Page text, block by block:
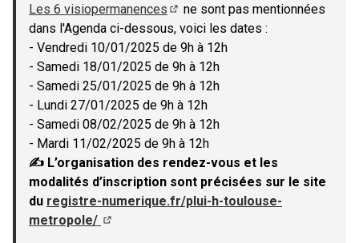
Les 6 visiopermanences
(Lien externe)
ne sont pas mentionnées
dans l'Agenda ci-dessous, voici les dates :
- Vendredi 10/01/2025 de 9h à 12h
- Samedi 18/01/2025 de 9h à 12h
- Samedi 25/01/2025 de 9h à 12h
- Lundi 27/01/2025 de 9h à 12h
- Samedi 08/02/2025 de 9h à 12h
- Mardi 11/02/2025 de 9h à 12h
✍ L’organisation des rendez-vous et les
modalités d’inscription sont précisées sur le site
du registre-numerique.fr/plui-h-toulouse-
metropole/